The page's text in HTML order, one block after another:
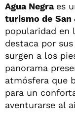
Agua Negra es
turismo de San
popularidad en
destaca por
surgen a los
panorama
atmósfera que
para un
aventurarse al